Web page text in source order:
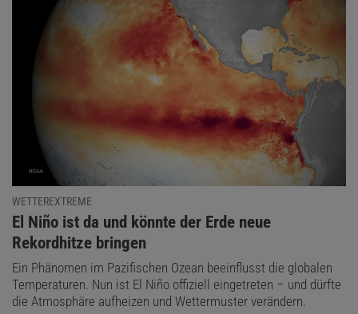
WETTEREXTREME
:
El Niño ist da und könnte der Erde neue
Rekordhitze bringen
Ein Phänomen im Pazifischen Ozean beeinflusst die globalen
Temperaturen. Nun ist El Niño offiziell eingetreten – und dürfte
die Atmosphäre aufheizen und Wettermuster verändern.